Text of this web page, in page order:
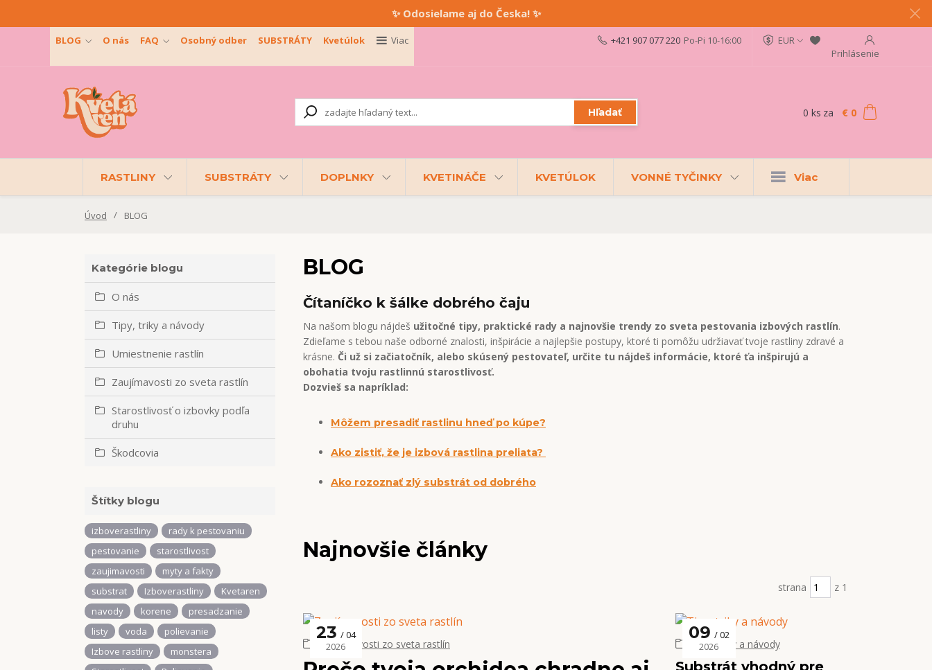
✨ Odosielame aj do Česka! ✨
BLOG O nás FAQ Osobný odber SUBSTRÁTY Kvetúlok Viac
EUR
Prihlásenie
Hľadať
+421 907 077 220 Po-Pi 10-16:00
0 ks za € 0
RASTLINY SUBSTRÁTY DOPLNKY KVETINÁČE KVETÚLOK VONNÉ TYČINKY Viac
Úvod BLOG
Kategórie blogu
O nás
Tipy, triky a návody
Umiestnenie rastlín
Zaujímavosti zo sveta rastlín
Starostlivosť o izbovky podľa
druhu
Škodcovia
Štítky blogu
izboverastliny
rady k pestovaniu
pestovanie
starostlivost
zaujimavosti
myty a fakty
substrat
Izboverastliny
Kvetaren
navody
korene
presadzanie
listy
voda
polievanie
Izbove rastliny
monstera
BLOG
Čítaníčko k šálke dobrého čaju
Na našom blogu nájdeš užitočné tipy, praktické rady a najnovšie trendy zo sveta pestovania izbových rastlín.
Zdieľame s tebou naše odborné znalosti, inšpirácie a najlepšie postupy, ktoré ti pomôžu udržiavať tvoje rastliny zdravé a
krásne. Či už si začiatočník, alebo skúsený pestovateľ, určite tu nájdeš informácie, ktoré ťa inšpirujú a
obohatia tvoju rastlinnú starostlivosť.
Dozvieš sa napríklad:
Môžem presadiť rastlinu hneď po kúpe?
Ako zistiť, že je izbová rastlina preliata?
Ako rozoznať zlý substrát od dobrého
Najnovšie články
strana z 1
23
04
2026
Zaujímavosti zo sveta rastlín
Substrát vhodný pre
09
02
2026
Tipy, triky a návody